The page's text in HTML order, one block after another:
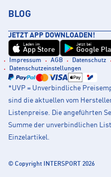
BLOG
JETZT APP DOWNLOADEN!
Laden im
App Store
Jetzt bei
Google
Impressum AGB Datenschutz
Datenschutzeinstellungen
*UVP = Unverbindliche
sind die aktuellen vom
Listenpreise. Die angeführten
Summe der unverbindlichen
Einzelartikel.
© Copyright INTERSPORT 2026